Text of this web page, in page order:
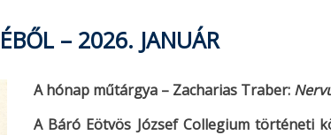
– 2026. JANUÁR
A hónap műtárgya – Zacharias Traber:
A Báró Eötvös József Collegium történeti